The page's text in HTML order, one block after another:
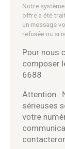
Notre
offre a été
un message
refusée ou si
Pour nous
composer
6688
Attention :
sérieuses
votre